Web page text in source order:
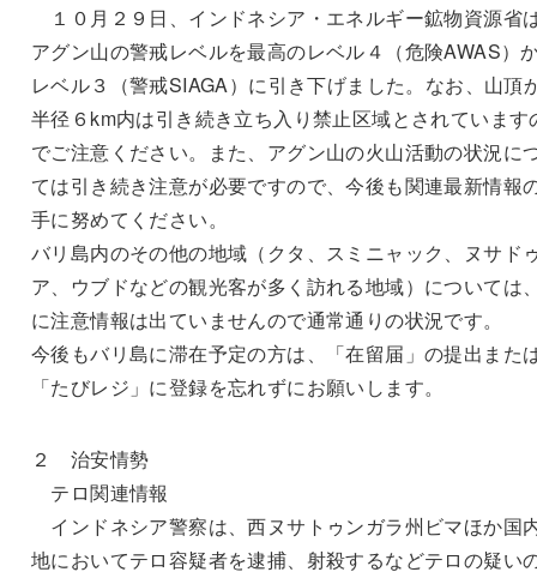
１０月２９日、インドネシア・エネルギー鉱物資源省
アグン山の警戒レベルを最高のレベル４（危険AWAS）
レベル３（警戒SIAGA）に引き下げました。なお、山頂
半径６km内は引き続き立ち入り禁止区域とされています
でご注意ください。また、アグン山の火山活動の状況に
ては引き続き注意が必要ですので、今後も関連最新情報
手に努めてください。
バリ島内のその他の地域（クタ、スミニャック、ヌサド
ア、ウブドなどの観光客が多く訪れる地域）については
に注意情報は出ていませんので通常通りの状況です。
今後もバリ島に滞在予定の方は、「在留届」の提出また
「たびレジ」に登録を忘れずにお願いします。
２ 治安情勢
テロ関連情報
インドネシア警察は、西ヌサトゥンガラ州ビマほか国
地においてテロ容疑者を逮捕、射殺するなどテロの疑い